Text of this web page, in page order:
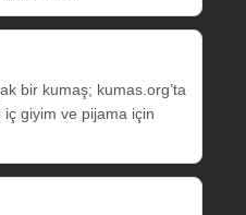
bir kumaş; kumas.org’ta
giyim ve pijama için